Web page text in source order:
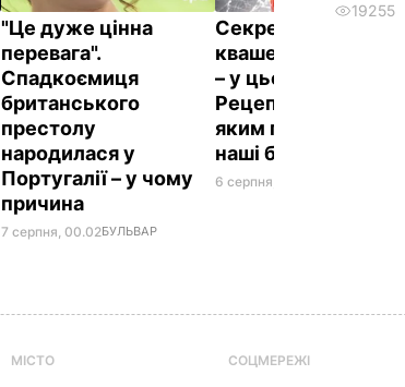
"Це дуже цінна
перевага".
Спадкоємиця
британського
престолу
народилася у
Португалії – у чому
причина
7 серпня, 00.02БУЛЬВАР
Секрет пружності
квашених помідорів
– у цьому листі.
Рецепт без оцту, за
яким готували ще
наші бабусі
6 серпня, 23.14
19255
МІСТО СОЦМЕРЕЖІ